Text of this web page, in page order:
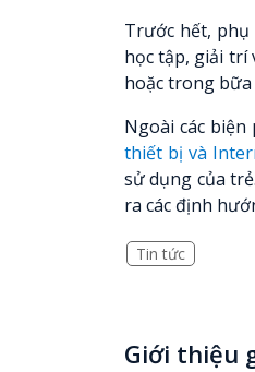
Trước hết,
học tập, giải trí
hoặc trong
Ngoài các
thiết bị và
sử dụng của
ra các định
Tin tức
Giới thiệu